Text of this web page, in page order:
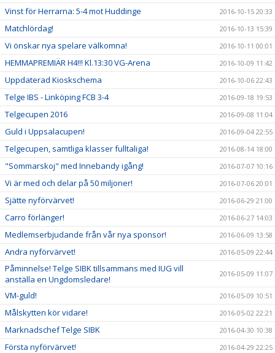
Vinst för Herrarna: 5-4 mot Huddinge 2016-10-15 20:33
Matchlördag! 2016-10-13 15:39
Vi önskar nya spelare välkomna! 2016-10-11 00:01
HEMMAPREMIÄR H4!!! Kl.13:30 VG-Arena 2016-10-09 11:42
Uppdaterad Kioskschema 2016-10-06 22:43
Telge IBS - Linköping FCB 3-4 2016-09-18 19:53
Telgecupen 2016 2016-09-08 11:04
Guld i Uppsalacupen! 2016-09-04 22:55
Telgecupen, samtliga klasser fulltaliga! 2016-08-14 18:00
"Sommarskoj" med Innebandy igång! 2016-07-07 10:16
Vi är med och delar på 50 miljoner! 2016-07-06 20:01
Sjätte nyförvärvet! 2016-06-29 21:00
Carro förlänger! 2016-06-27 14:03
Medlemserbjudande från vår nya sponsor! 2016-06-09 13:58
Andra nyförvärvet! 2016-05-09 22:44
Påminnelse! Telge SIBK tillsammans med IUG vill
anställa en Ungdomsledare!
2016-05-09 11:07
VM-guld! 2016-05-09 10:51
Målskytten kör vidare! 2016-05-02 22:21
Marknadschef Telge SIBK 2016-04-30 10:38
Första nyförvärvet! 2016-04-29 22:25